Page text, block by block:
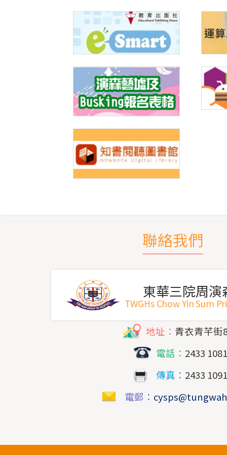
聯絡我們
東華三院周演
TWGHs Chow Yin Sum
地址： 青衣青芊街
電話： 2433 1081
傳真： 2433 1091
電郵：